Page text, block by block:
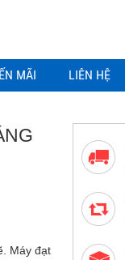
MÃI LIÊN HỆ
Máy đạt